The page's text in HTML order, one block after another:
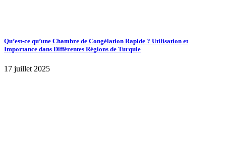
Qu’est-ce qu’une Chambre de Congélation Rapide ? Utilisation et
Importance dans Différentes Régions de Turquie
17 juillet 2025